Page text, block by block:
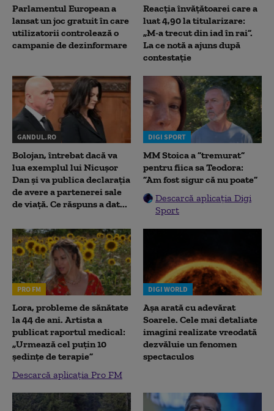
Parlamentul European a
lansat un joc gratuit în care
utilizatorii controlează o
campanie de dezinformare
Reacția învățătoarei care a
luat 4,90 la titularizare:
„M-a trecut din iad în rai”.
La ce notă a ajuns după
contestație
GANDUL.RO
Bolojan, întrebat dacă va
lua exemplul lui Nicușor
Dan și va publica declarația
de avere a partenerei sale
de viață. Ce răspuns a dat...
DIGI SPORT
MM Stoica a ”tremurat”
pentru fiica sa Teodora:
”Am fost sigur că nu poate”
Descarcă aplicația Digi
Sport
PRO FM
Lora, probleme de sănătate
la 44 de ani. Artista a
publicat raportul medical:
„Urmează cel puțin 10
ședințe de terapie”
Descarcă aplicația Pro FM
DIGI WORLD
Așa arată cu adevărat
Soarele. Cele mai detaliate
imagini realizate vreodată
dezvăluie un fenomen
spectaculos